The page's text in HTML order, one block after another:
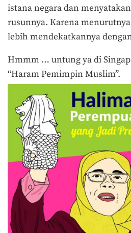
istana negara dan
rusunnya. Karena
lebih mendekatkannya
Hmmm … untung ya di
“Haram Pemimpin Muslim”.